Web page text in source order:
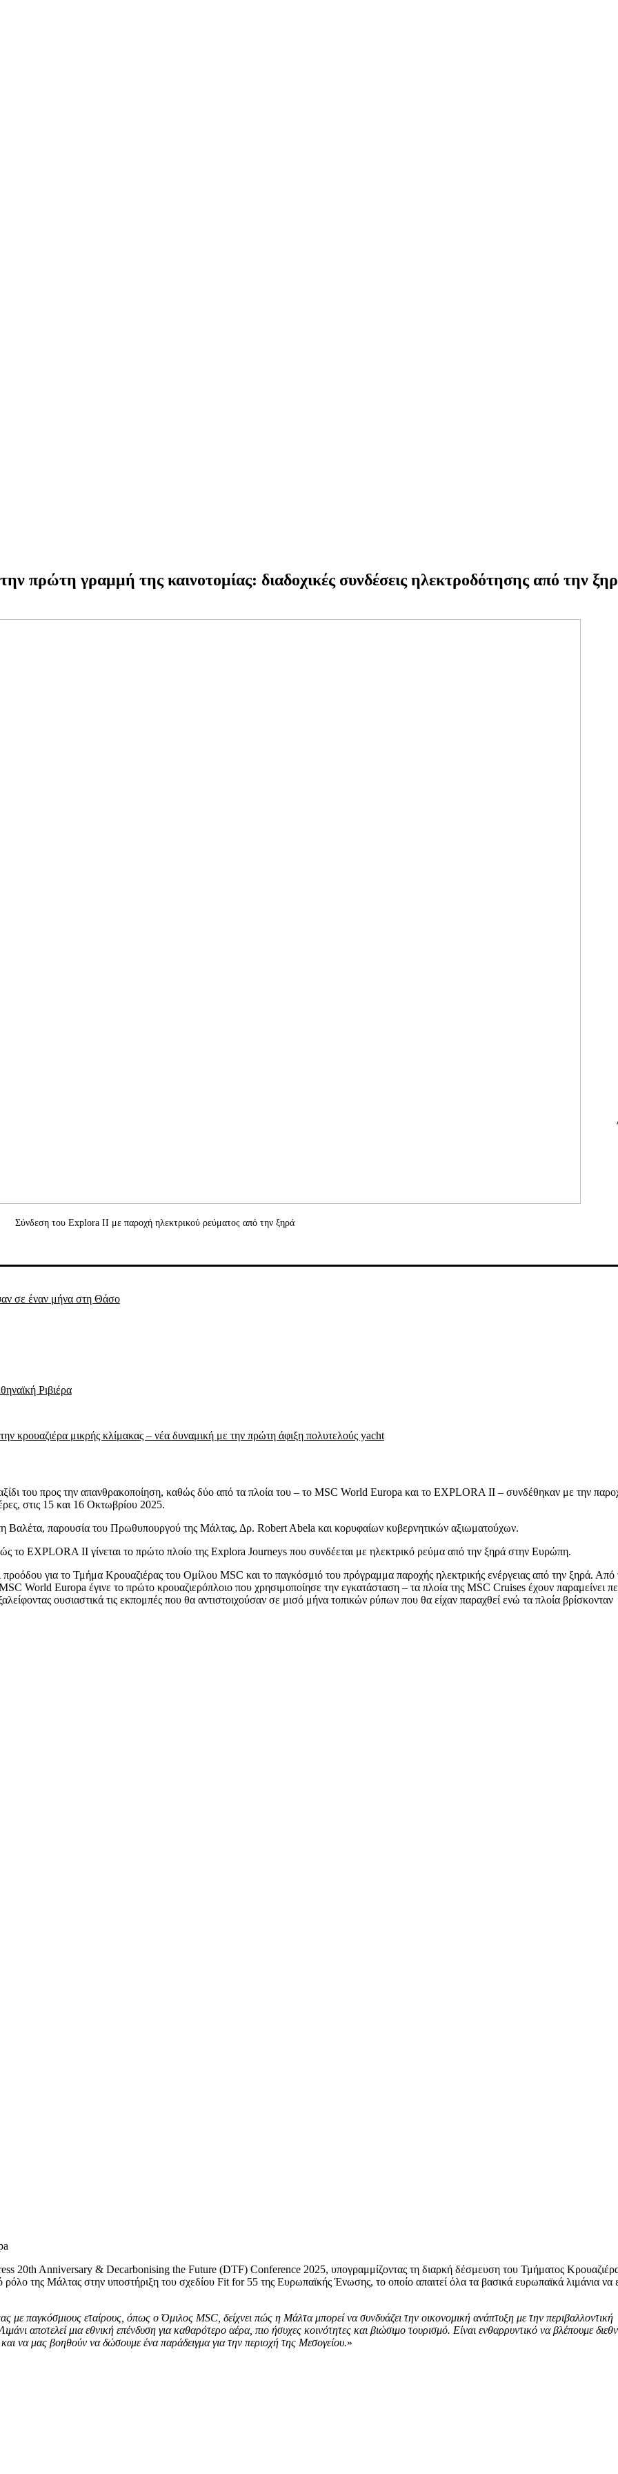
πρώτη γραμμή της καινοτομίας: διαδοχικές συνδέσεις ηλεκτροδότησης από την
Σύνδεση του Explora II με παροχή ηλεκτρικού ρεύματος από την ξηρά
σε έναν μήνα στη Θάσο
Ριβιέρα
κρουαζιέρα μικρής κλίμακας – νέα δυναμική με την πρώτη άφιξη πολυτελούς yacht
του προς την απανθρακοποίηση, καθώς δύο από τα πλοία του – το MSC World Europa και το EXPLORA II – συνδέθηκαν με την
στις 15 και 16 Οκτωβρίου 2025.
παρουσία του Πρωθυπουργού της Μάλτας, Δρ. Robert Abela και κορυφαίων κυβερνητικών αξιωματούχων.
το EXPLORA II γίνεται το πρώτο πλοίο της Explora Journeys που συνδέεται με ηλεκτρικό ρεύμα από την ξηρά στην Ευρώπη.
προόδου για το Τμήμα Κρουαζιέρας του Ομίλου MSC και το παγκόσμιό του πρόγραμμα παροχής ηλεκτρικής ενέργειας από την ξηρά. Από
World Europa έγινε το πρώτο κρουαζιερόπλοιο που χρησιμοποίησε την εγκατάσταση – τα πλοία της MSC Cruises έχουν παραμείνει
ουσιαστικά τις εκπομπές που θα αντιστοιχούσαν σε μισό μήνα τοπικών ρύπων που θα είχαν παραχθεί ενώ τα πλοία βρίσκονταν
20th Anniversary & Decarbonising the Future (DTF) Conference 2025, υπογραμμίζοντας τη διαρκή δέσμευση του Τμήματος
ρόλο της Μάλτας στην υποστήριξη του σχεδίου Fit for 55 της Ευρωπαϊκής Ένωσης, το οποίο απαιτεί όλα τα βασικά ευρωπαϊκά λιμάνια να
με παγκόσμιους εταίρους, όπως ο Όμιλος MSC, δείχνει πώς η Μάλτα μπορεί να συνδυάζει την οικονομική ανάπτυξη με την περιβαλλοντική
αποτελεί μια εθνική επένδυση για καθαρότερο αέρα, πιο ήσυχες κοινότητες και βιώσιμο τουρισμό. Είναι ενθαρρυντικό να βλέπουμε
να μας βοηθούν να δώσουμε ένα παράδειγμα για την περιοχή της Μεσογείου.»